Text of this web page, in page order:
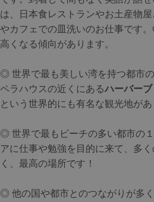
は、日本食レストランやお土産物
やカフェでの皿洗いのお仕事です
高くなる傾向があります。
◎ 世界で最も美しい湾を持つ都市
ペラハウスの近くにあるハーバー
という世界的にも有名な観光地があ
◎ 世界で最もビーチの多い都市の
アに仕事や勉強を目的に来て、多
く、最高の場所です！
◎ 他の国や都市とのつながりが多